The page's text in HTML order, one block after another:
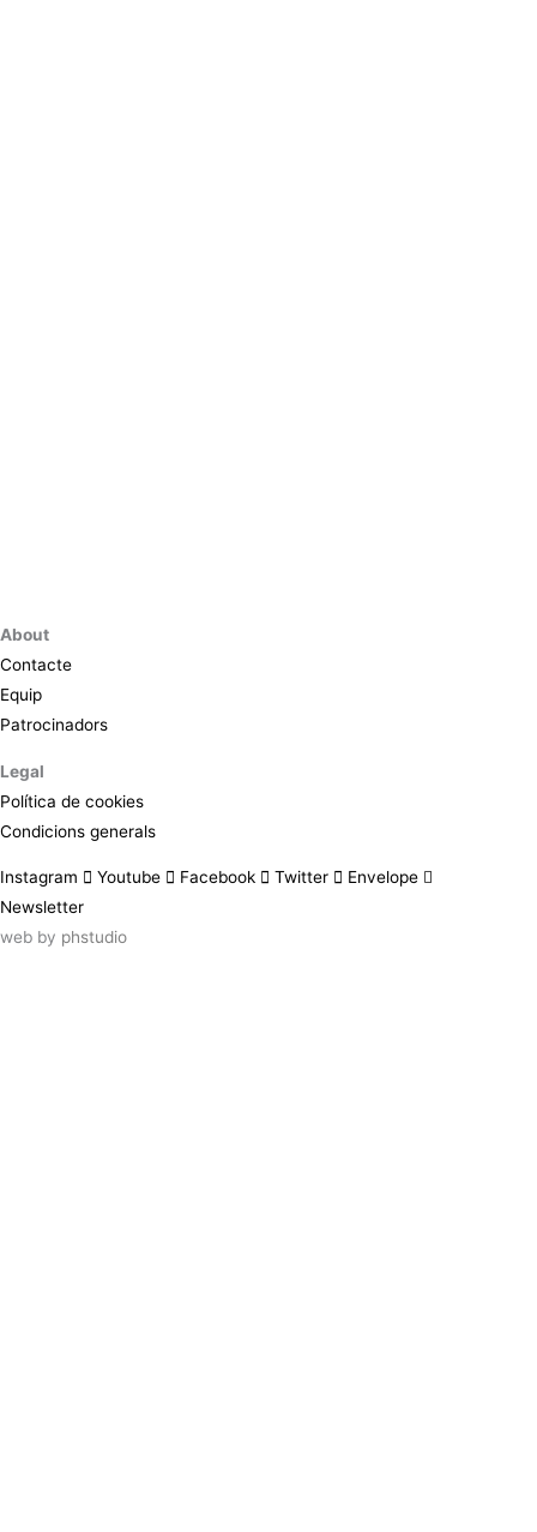
About
Contacte
Equip
Patrocinadors
Legal
Política de cookies
Condicions generals
Instagram Youtube Facebook Twitter
Envelope
Newsletter
web by phstudio